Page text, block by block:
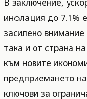
В заключение,
инфлация до 7.1%
засилено внимание
така и от страна
към новите
предприемането
ключови за